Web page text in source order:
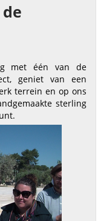
met één van de
geniet van een
terrein en op ons
sterling